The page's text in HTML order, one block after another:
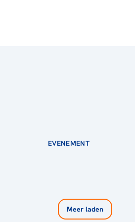
EVENEMENT
Meer laden